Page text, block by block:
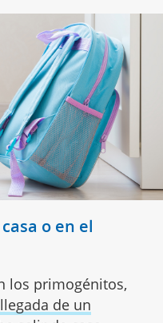
o en el
los primogénitos,
de un